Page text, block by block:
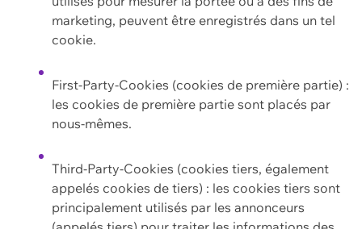
marketing, peuvent être enregistrés dans un tel
cookie.
First-Party-Cookies (cookies de première partie) :
les cookies de première partie sont placés par
nous-mêmes.
Third-Party-Cookies (cookies tiers, également
appelés cookies de tiers) : les cookies tiers sont
principalement utilisés par les annonceurs